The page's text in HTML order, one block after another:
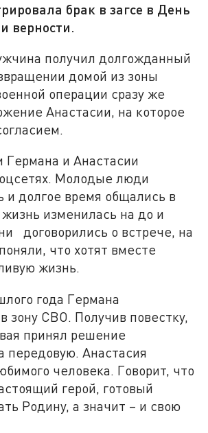
брак в загсе в День
верности.
получил долгожданный
домой из зоны
операции сразу же
Анастасии, на которое
Германа и Анастасии
Молодые люди
и долгое время общались в
изменилась на до и
договорились о встрече, на
что хотят вместе
жизнь.
года Германа
зону СВО. Получив повестку,
принял решение
передовую. Анастасия
человека. Говорит, что
герой, готовый
Родину, а значит – и свою